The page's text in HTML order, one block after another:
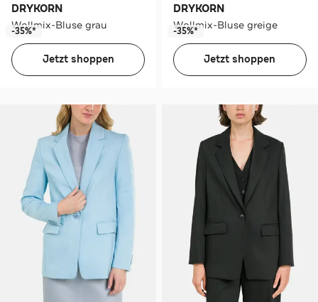
DRYKORN
Wollmix-Bluse grau
-35%*
Jetzt shoppen
DRYKORN
Wollmix-Bluse greige
-35%*
Jetzt shoppen